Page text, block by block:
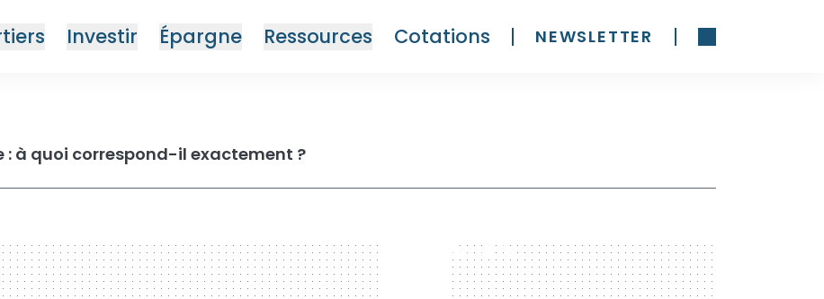
Investir Épargne Ressources Cotations NEWSLETTER
: à quoi correspond-il exactement ?
300 x 600